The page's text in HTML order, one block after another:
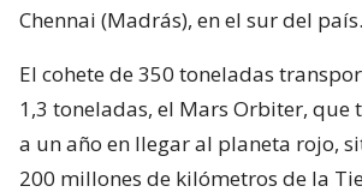
Chennai (Madrás), en el sur del país.
El cohete de 350 toneladas
1,3 toneladas, el Mars Orbiter, que
a un año en llegar al planeta rojo,
200 millones de kilómetros de la